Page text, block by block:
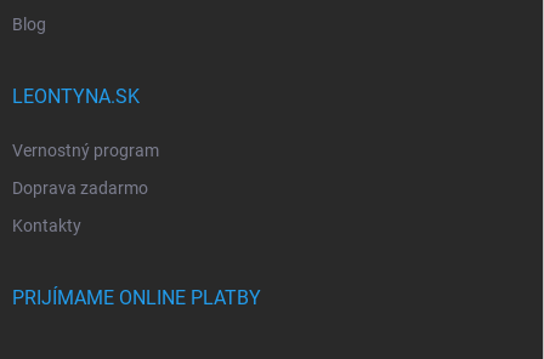
Blog
LEONTYNA.SK
Vernostný program
Doprava zadarmo
Kontakty
PRIJÍMAME ONLINE PLATBY